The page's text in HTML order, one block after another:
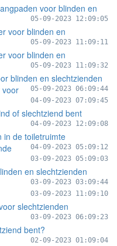
voor blinden en
05-09-2023 12:09:05
voor blinden en
05-09-2023 11:09:11
voor blinden en
05-09-2023 11:09:32
blinden en slechtzienden
05-09-2023 06:09:44
voor
04-09-2023 07:09:45
of slechtziend bent
04-09-2023 12:09:08
in de toiletruimte
04-09-2023 05:09:12
03-09-2023 05:09:03
en slechtzienden
03-09-2023 03:09:44
03-09-2023 11:09:10
slechtzienden
03-09-2023 06:09:23
bent?
02-09-2023 01:09:04